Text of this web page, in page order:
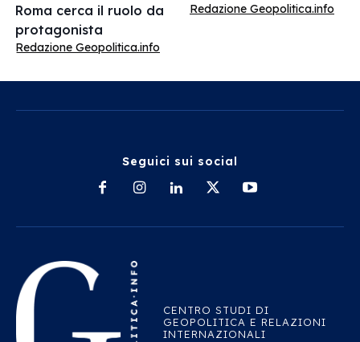
Roma cerca il ruolo da
protagonista
Redazione Geopolitica.info
Redazione Geopolitica.info
Seguici sui social
CENTRO STUDI DI
GEOPOLITICA E RELAZIONI
INTERNAZIONALI